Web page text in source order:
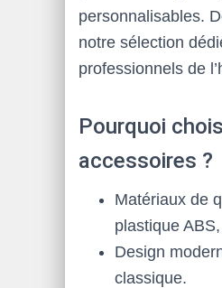
personnalisables.
notre sélection
professionnels de
Pourquoi
accessoires ?
Matériaux de
plastique
Design
classique.